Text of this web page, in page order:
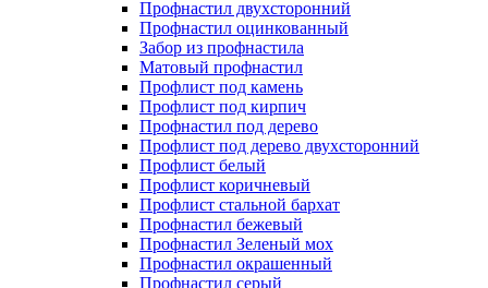
Профнастил двухсторонний
Профнастил оцинкованный
Забор из профнастила
Матовый профнастил
Профлист под камень
Профлист под кирпич
Профнастил под дерево
Профлист под дерево двухсторонний
Профлист белый
Профлист коричневый
Профлист стальной бархат
Профнастил бежевый
Профнастил Зеленый мох
Профнастил окрашенный
Профнастил серый